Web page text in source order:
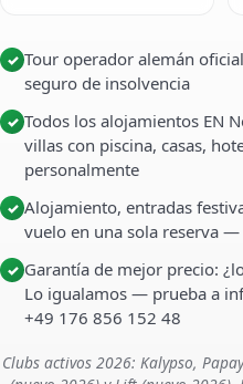
✓ Tour operador alemán
seguro de insolvencia
✓ Todos los alojamientos EN
villas con piscina, casas,
personalmente
✓ Alojamiento, entradas
vuelo en una sola reserva
✓ Garantía de mejor precio:
Lo igualamos — prueba a
+49 176 856 152 48
Clubs activos 2026: Kalypso,